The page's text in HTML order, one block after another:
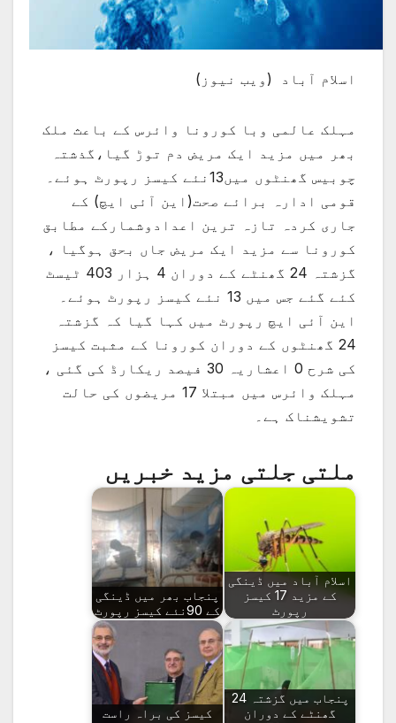
اسلام آباد (ویب نیوز)
مہلک عالمی وبا کورونا وائرس کے باعث ملک
بھر میں مزید ایک مریض دم توڑ گیا،گذشتہ
چوبیس گھنٹوں میں13نئے کیسز رپورٹ ہوئے۔
قومی ادارہ برائے صحت(این آئی ایچ) کے
جاری کردہ تازہ ترین اعدادوشمارکے مطابق
کورونا سے مزید ایک مریض جاں بحق ہوگیا ،
گزشتہ 24 گھنٹے کے دوران 4 ہزار 403 ٹیسٹ
کئے گئے جس میں 13 نئے کیسز رپورٹ ہوئے۔
این آئی ایچ رپورٹ میں کہا گیا کہ گزشتہ
24 گھنٹوں کے دوران کورونا کے مثبت کیسز
کی شرح 0 اعشاریہ 30 فیصد ریکارڈ کی گئی ،
مہلک وائرس میں مبتلا 17 مریضوں کی حالت
تشویشناک ہے۔
ملتی جلتی مزید خبریں
اسلام آباد میں ڈینگی
کے مزید 17 کیسز
رپورٹ
پنجاب بھر میں ڈینگی
کے 90نئے کیسز رپورٹ
پنجاب میں گزشتہ 24
گھنٹے کے دوران
کیسز کی براہ راست